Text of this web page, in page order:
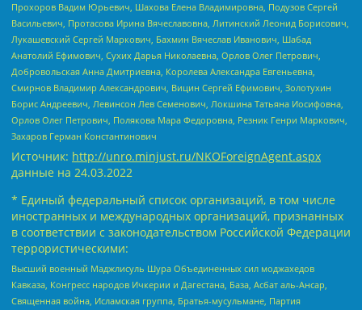
Прохоров Вадим Юрьевич, Шахова Елена Владимировна, Подузов Сергей
Васильевич, Протасова Ирина Вячеславовна, Литинский Леонид Борисович,
Лукашевский Сергей Маркович, Бахмин Вячеслав Иванович, Шабад
Анатолий Ефимович, Сухих Дарья Николаевна, Орлов Олег Петрович,
Добровольская Анна Дмитриевна, Королева Александра Евгеньевна,
Смирнов Владимир Александрович, Вицин Сергей Ефимович, Золотухин
Борис Андреевич, Левинсон Лев Семенович, Локшина Татьяна Иосифовна,
Орлов Олег Петрович, Полякова Мара Федоровна, Резник Генри Маркович,
Захаров Герман Константинович
Источник: http://unro.minjust.ru/NKOForeignAgent.aspx
данные на 24.03.2022
* Единый федеральный список организаций, в том числе
иностранных и международных организаций, признанных
в соответствии с законодательством Российской Федерации
террористическими:
Высший военный Маджлисуль Шура Объединенных сил моджахедов
Кавказа, Конгресс народов Ичкерии и Дагестана, База, Асбат аль-Ансар,
Священная война, Исламская группа, Братья-мусульмане, Партия